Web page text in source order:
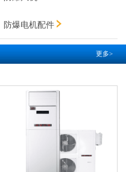
防爆电机配件
更多>